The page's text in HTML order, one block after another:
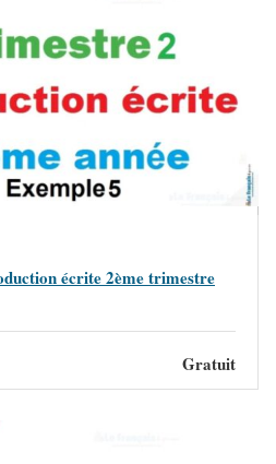
écrite 2ème trimestre
Gratuit